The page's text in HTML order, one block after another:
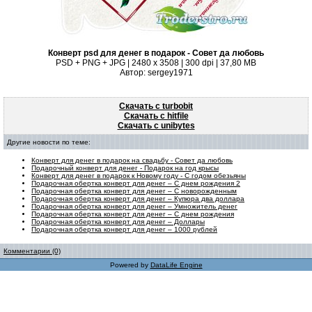
Конверт psd для денег в подарок - Совет да любовь
PSD + PNG + JPG | 2480 x 3508 | 300 dpi | 37,80 MB
Автор: sergey1971
Скачать с turbobit
Скачать с hitfile
Скачать с unibytes
Другие новости по теме:
Конверт для денег в подарок на свадьбу - Совет да любовь
Подарочный конверт для денег - Подарок на год крысы
Конверт для денег в подарок к Новому году - C годом обезьяны
Подарочная обертка конверт для денег – С днем рождения 2
Подарочная обертка конверт для денег – С новорожденным
Подарочная обертка конверт для денег – Купюра два доллара
Подарочная обертка конверт для денег – Умножитель денег
Подарочная обертка конверт для денег – С днем рождения
Подарочная обертка конверт для денег – Доллары
Подарочная обертка конверт для денег – 1000 рублей
Комментарии (0)
Powered by DataLife Engine